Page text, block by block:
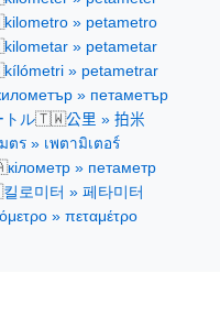
kilometro » petametro
kilometar » petametar
kílómetri » petametrar
» петаметър
トル🇹🇼公里 » 拍米
ตร » เพตามิเตอร์
кілометр » петаметр
킬로미터 » 페타미터
» πεταμέτρο